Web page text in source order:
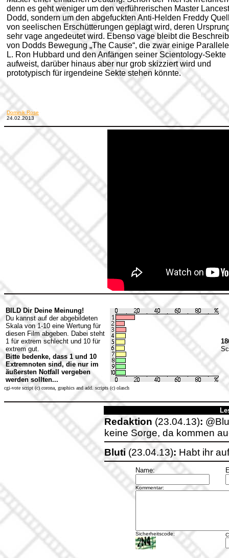
denn es geht weniger um den verführerischen Master
Dodd, sondern um den abgefuckten Anti-Helden Freddy
von seelischen Erschütterungen geplagt wird, deren
sehr vage angedeutet wird. Ebenso vage bleibt die
von Dodds Bewegung „The Cause“, die zwar einige
L. Ron Hubbard und den Anfängen seiner Scientology-Sekte
aufweist, darüber hinaus aber nur grob skizziert wird und
prototypisch für irgendeine Sekte stehen könnte.
Dominik Rose
24.02.2013
BILD Dir Deine Meinung!
Du kannst auf der abgebildeten
Skala von 1-10 eine Wertung für
diesen Film abgeben. Dabei steht
1 für extrem schlecht und 10 für
extrem gut.
Bitte bedenke, dass 1 und 10
Extremnoten sind, die nur im
äußersten Notfall vergeben
werden sollten...
cgi-vote script (c) corona, graphics and add. scripts (c) olasch
Redaktion (23.04.13):
keine Sorge, da kommen
Bluti (23.04.13): Habt ihr
Name:
Kommentar:
Sicherheitscode: